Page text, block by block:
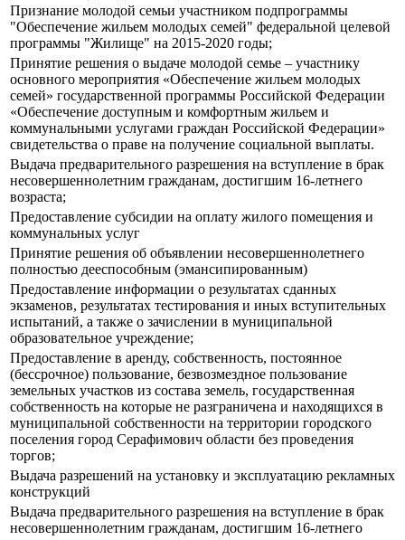
Признание молодой семьи участником подпрограммы
"Обеспечение жильем молодых семей" федеральной целевой
программы "Жилище" на 2015-2020 годы;
Принятие решения о выдаче молодой семье – участнику
основного мероприятия «Обеспечение жильем молодых
семей» государственной программы Российской Федерации
«Обеспечение доступным и комфортным жильем и
коммунальными услугами граждан Российской Федерации»
свидетельства о праве на получение социальной выплаты.
Выдача предварительного разрешения на вступление в брак
несовершеннолетним гражданам, достигшим 16-летнего
возраста;
Предоставление субсидии на оплату жилого помещения и
коммунальных услуг
Принятие решения об объявлении несовершеннолетнего
полностью дееспособным (эмансипированным)
Предоставление информации о результатах сданных
экзаменов, результатах тестирования и иных вступительных
испытаний, а также о зачислении в муниципальной
образовательное учреждение;
Предоставление в аренду, собственность, постоянное
(бессрочное) пользование, безвозмездное пользование
земельных участков из состава земель, государственная
собственность на которые не разграничена и находящихся в
муниципальной собственности на территории городского
поселения город Серафимович области без проведения
торгов;
Выдача разрешений на установку и эксплуатацию рекламных
конструкций
Выдача предварительного разрешения на вступление в брак
несовершеннолетним гражданам, достигшим 16-летнего